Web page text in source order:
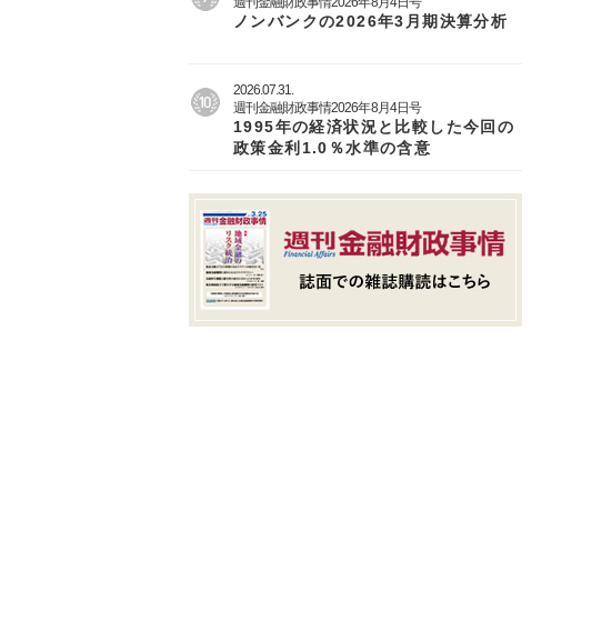
ノンバンクの2026年3月期決算分析
2026.07.31.
週刊金融財政事情2026年8月4日号
1995年の経済状況と比較した今回の
政策金利1.0％水準の含意